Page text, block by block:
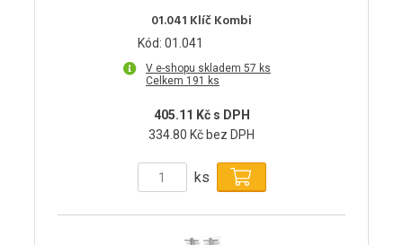
01.041 Klíč Kombi
Kód: 01.041
V e-shopu skladem 57 ks
Celkem 191 ks
405.11 Kč s DPH
334.80 Kč bez DPH
ks